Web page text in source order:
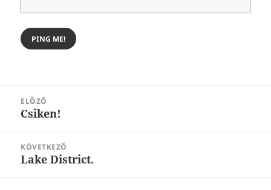
navigáció
ELŐZŐ
Korábbi
Csiken!
KÖVETKEZŐ
Következő
Lake District.